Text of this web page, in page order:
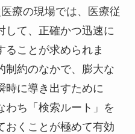
療の現場では、医療従
して、正確かつ迅速に
ることが求められま
制約のなかで、膨大な
時に導き出すために
わち「検索ルート」を
おくことが極めて有効